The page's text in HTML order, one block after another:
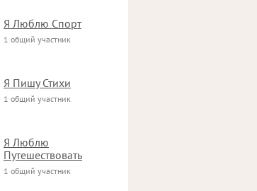
Я Люблю Спорт
1 общий участник
Я Пишу Стихи
1 общий участник
Я Люблю
Путешествовать
1 общий участник